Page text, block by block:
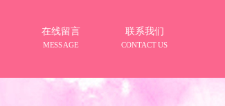
在线留言
MESSAGE
联系我们
CONTACT US